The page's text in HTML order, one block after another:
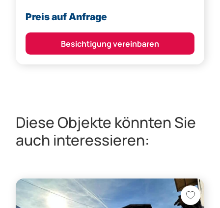
Preis auf Anfrage
Besichtigung vereinbaren
auch interessieren: